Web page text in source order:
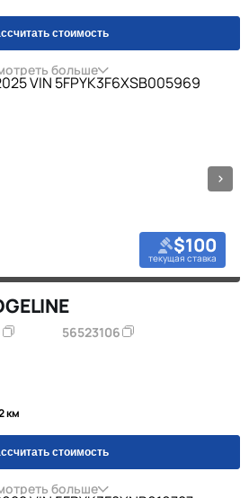
стоимость
больше
$100
текущая ставка
56523106
км
стоимость
больше